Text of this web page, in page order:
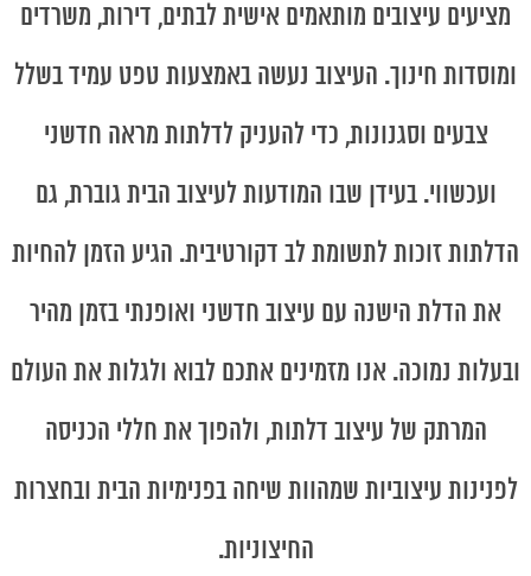
מציעים עיצובים מותאמים אישית לבתים, דירות, משרדים
ומוסדות חינוך. העיצוב נעשה באמצעות טפט עמיד בשלל
צבעים וסגנונות, כדי להעניק לדלתות מראה חדשני
ועכשווי. בעידן שבו המודעות לעיצוב הבית גוברת, גם
הדלתות זוכות לתשומת לב דקורטיבית. הגיע הזמן להחיות
את הדלת הישנה עם עיצוב חדשני ואופנתי בזמן מהיר
ובעלות נמוכה. אנו מזמינים אתכם לבוא ולגלות את העולם
המרתק של עיצוב דלתות, ולהפוך את חללי הכניסה
לפנינות עיצוביות שמהוות שיחה בפנימיות הבית ובחצרות
החיצוניות.